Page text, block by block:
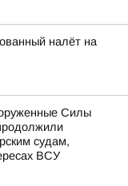
налёт на
Силы
судам,
ВСУ